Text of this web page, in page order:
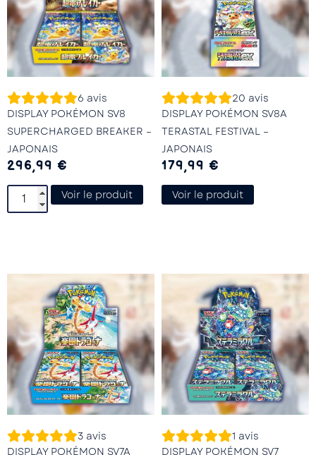
6 avis
DISPLAY POKÉMON SV8
SUPERCHARGED BREAKER –
JAPONAIS
296,99 €
Voir le produit
20 avis
DISPLAY POKÉMON SV8A
TERASTAL FESTIVAL –
JAPONAIS
179,99 €
Voir le produit
3 avis
DISPLAY POKÉMON SV7A
1 avis
DISPLAY POKÉMON SV7